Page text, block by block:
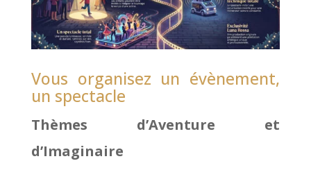
Vous organisez un évènement,
un spectacle
Thèmes d’Aventure et
d’Imaginaire